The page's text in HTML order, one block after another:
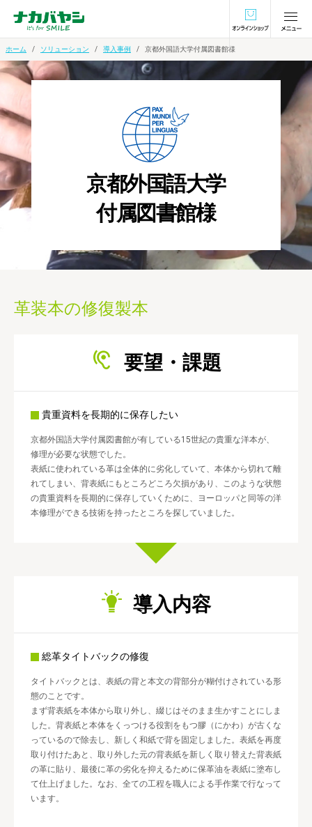
オンラインショ
ホーム ソリューション 導入事例 京都外国語大学付属図書館様
京都外国語大学
付属図書館様
革装本の修復製本
要望・課題
貴重資料を長期的に保存したい
京都外国語大学付属図書館が有している15世紀の貴重な洋本が、
修理が必要な状態でした。
表紙に使われている革は全体的に劣化していて、本体から切れて離
れてしまい、背表紙にもところどころ欠損があり、このような状態
の貴重資料を長期的に保存していくために、ヨーロッパと同等の洋
本修理ができる技術を持ったところを探していました。
導入内容
総革タイトバックの修復
タイトバックとは、表紙の背と本文の背部分が糊付けされている形
態のことです。
まず背表紙を本体から取り外し、綴じはそのまま生かすことにしま
した。背表紙と本体をくっつける役割をもつ膠（にかわ）が古くな
っているので除去し、新しく和紙で背を固定しました。表紙を再度
取り付けたあと、取り外した元の背表紙を新しく取り替えた背表紙
の革に貼り、最後に革の劣化を抑えるために保革油を表紙に塗布し
て仕上げました。なお、全ての工程を職人による手作業で行なって
います。